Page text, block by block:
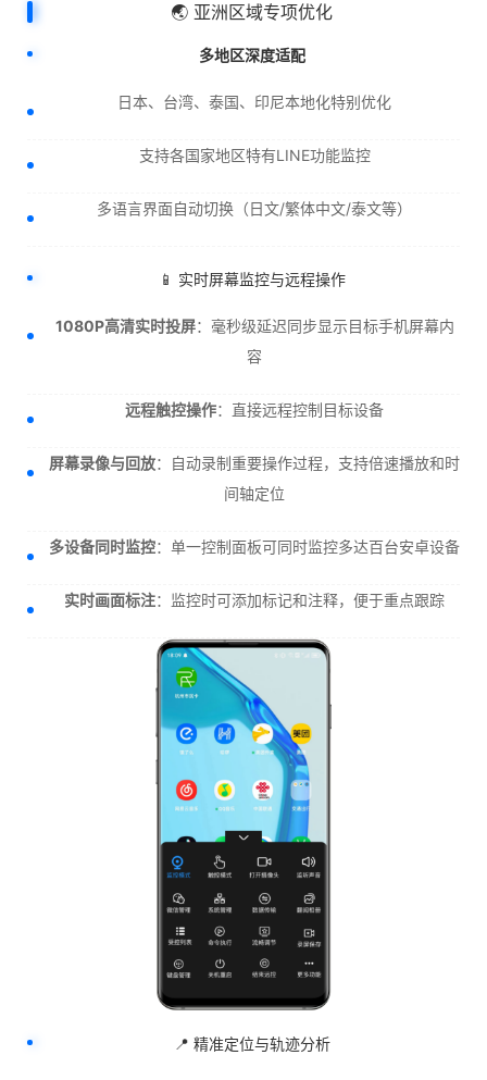
🌏 亚洲区域专项优化
多地区深度适配
日本、台湾、泰国、印尼本地化特别优化
支持各国家地区特有LINE功能监控
多语言界面自动切换（日文/繁体中文/泰文等）
📱 实时屏幕监控与远程操作
1080P高清实时投屏：毫秒级延迟同步显示目标手机屏幕内
容
远程触控操作：直接远程控制目标设备
屏幕录像与回放：自动录制重要操作过程，支持倍速播放和时
间轴定位
多设备同时监控：单一控制面板可同时监控多达百台安卓设备
实时画面标注：监控时可添加标记和注释，便于重点跟踪
📍 精准定位与轨迹分析